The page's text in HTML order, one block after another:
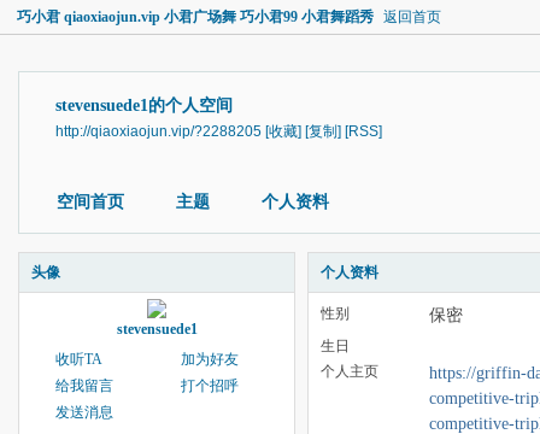
巧小君 qiaoxiaojun.vip 小君广场舞 巧小君99 小君舞蹈秀 返回首页
stevensuede1的个人空间
http://qiaoxiaojun.vip/?2288205 [收藏] [复制] [RSS]
空间首页 主题 个人资料
头像
stevensuede1
收听TA
加为好友
给我留言
打个招呼
发送消息
个人资料
性别 保密
生日
个人主页
https://griffin-
competitive-
competitive-